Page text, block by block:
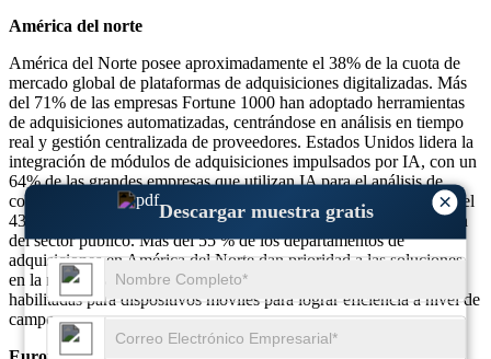
×
Descargar muestra gratis
América del norte
América del Norte posee aproximadamente el 38% de la cuota de
mercado global de plataformas de adquisiciones digitalizadas. Más
del 71% de las empresas Fortune 1000 han adoptado herramientas
de adquisiciones automatizadas, centrándose en análisis en tiempo
real y gestión centralizada de proveedores. Estados Unidos lidera la
integración de módulos de adquisiciones impulsados ​​por IA, con un
64% de las grandes empresas que utilizan IA para el análisis de
costos y riesgos. Canadá también está presenciando un aumento del
43 % en la adopción, impulsado por los esfuerzos de digitalización
del sector público. Más del 55 % de los departamentos de
adquisiciones en América del Norte dan prioridad a las soluciones
en la nube y casi el 49 % utiliza aplicaciones de adquisiciones
habilitadas para dispositivos móviles para lograr eficiencia a nivel de
campo.